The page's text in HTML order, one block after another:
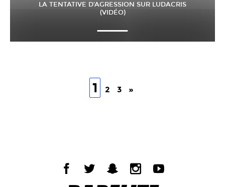
LA TENTATIVE D’AGRESSION SUR LUDACRIS
(VIDÉO)
1 2 3 »